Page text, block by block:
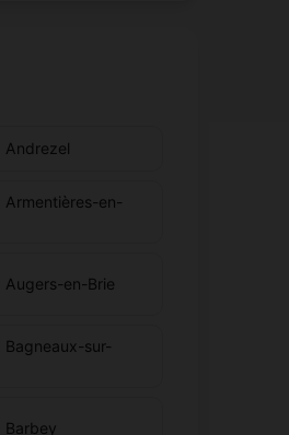
Andrezel
Armentières-en-
Augers-en-Brie
Bagneaux-sur-
Barbey